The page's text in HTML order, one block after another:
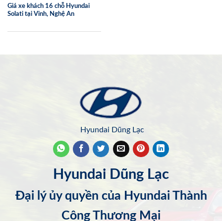
Giá xe khách 16 chỗ Hyundai
Solati tại Vinh, Nghệ An
Hyundai Dũng Lạc
Hyundai Dũng Lạc
Đại lý ủy quyền của Hyundai Thành
Công Thương Mại